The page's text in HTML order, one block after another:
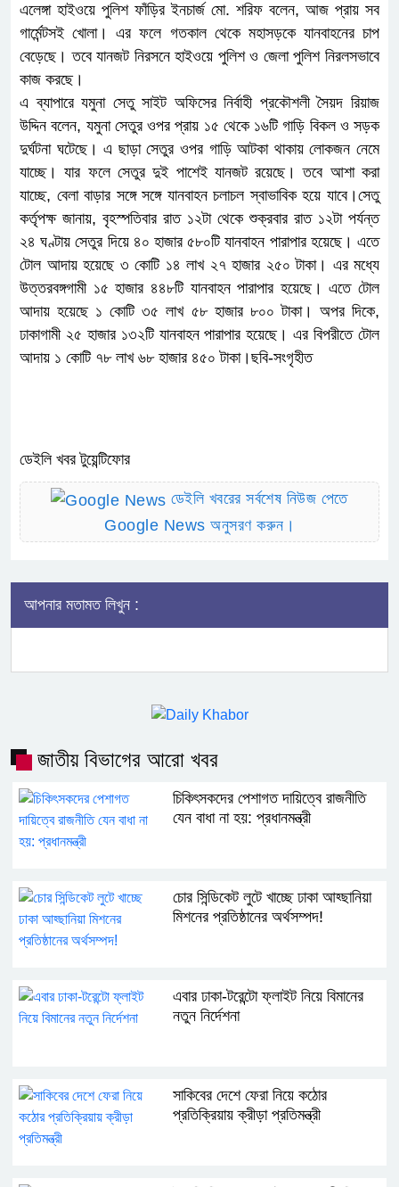
এলেঙ্গা হাইওয়ে পুলিশ ফাঁড়ির ইনচার্জ মো. শরিফ বলেন, আজ প্রায় সব
গার্মেন্টসই খোলা। এর ফলে গতকাল থেকে মহাসড়কে যানবাহনের চাপ
বেড়েছে। তবে যানজট নিরসনে হাইওয়ে পুলিশ ও জেলা পুলিশ নিরলসভাবে
কাজ করছে।
এ ব্যাপারে যমুনা সেতু সাইট অফিসের নির্বাহী প্রকৌশলী সৈয়দ রিয়াজ
উদ্দিন বলেন, যমুনা সেতুর ওপর প্রায় ১৫ থেকে ১৬টি গাড়ি বিকল ও সড়ক
দুর্ঘটনা ঘটেছে। এ ছাড়া সেতুর ওপর গাড়ি আটকা থাকায় লোকজন নেমে
যাচ্ছে। যার ফলে সেতুর দুই পাশেই যানজট রয়েছে। তবে আশা করা
যাচ্ছে, বেলা বাড়ার সঙ্গে সঙ্গে যানবাহন চলাচল স্বাভাবিক হয়ে যাবে।সেতু
কর্তৃপক্ষ জানায়, বৃহস্পতিবার রাত ১২টা থেকে শুক্রবার রাত ১২টা পর্যন্ত
২৪ ঘণ্টায় সেতুর দিয়ে ৪০ হাজার ৫৮০টি যানবাহন পারাপার হয়েছে। এতে
টোল আদায় হয়েছে ৩ কোটি ১৪ লাখ ২৭ হাজার ২৫০ টাকা। এর মধ্যে
উত্তরবঙ্গগামী ১৫ হাজার ৪৪৮টি যানবাহন পারাপার হয়েছে। এতে টোল
আদায় হয়েছে ১ কোটি ৩৫ লাখ ৫৮ হাজার ৮০০ টাকা। অপর দিকে,
ঢাকাগামী ২৫ হাজার ১৩২টি যানবাহন পারাপার হয়েছে। এর বিপরীতে টোল
আদায় ১ কোটি ৭৮ লাখ ৬৮ হাজার ৪৫০ টাকা।ছবি-সংগৃহীত
ডেইলি খবর টুয়েন্টিফোর
ডেইলি খবরের সর্বশেষ নিউজ পেতে
Google News অনুসরণ করুন।
আপনার মতামত লিখুন :
জাতীয় বিভাগের আরো খবর
চিকিৎসকদের পেশাগত দায়িত্বে রাজনীতি
যেন বাধা না হয়: প্রধানমন্ত্রী
চোর সিন্ডিকেট লুটে খাচ্ছে ঢাকা আহ্ছানিয়া
মিশনের প্রতিষ্ঠানের অর্থসম্পদ!
এবার ঢাকা-টরেন্টো ফ্লাইট নিয়ে বিমানের
নতুন নির্দেশনা
সাকিবের দেশে ফেরা নিয়ে কঠোর
প্রতিক্রিয়ায় ক্রীড়া প্রতিমন্ত্রী